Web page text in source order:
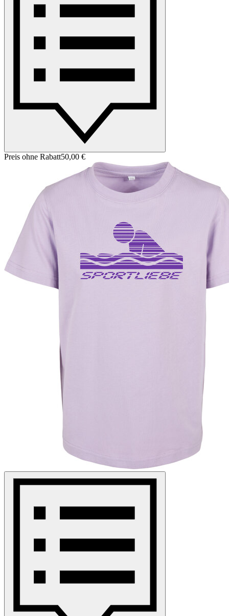
Preis ohne Rabatt50,00 €